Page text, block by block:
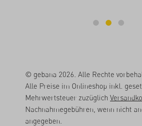
© gebana 2026. Alle Rechte
Alle Preise im Onlineshop inkl.
Mehrwertsteuer zuzüglich
Nachnahmegebühren, wenn nicht
angegeben.